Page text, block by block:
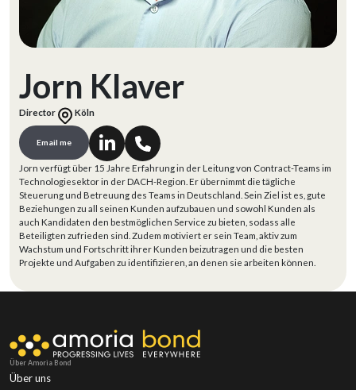
Jorn Klaver
Director Köln
Email me
Jorn verfügt über 15 Jahre Erfahrung in der Leitung von Contract-Teams im
Technologiesektor in der DACH-Region. Er übernimmt die tägliche
Steuerung und Betreuung des Teams in Deutschland. Sein Ziel ist es, gute
Beziehungen zu all seinen Kunden aufzubauen und sowohl Kunden als
auch Kandidaten den bestmöglichen Service zu bieten, sodass alle
Beteiligten zufrieden sind. Zudem motiviert er sein Team, aktiv zum
Wachstum und Fortschritt ihrer Kunden beizutragen und die besten
Projekte und Aufgaben zu identifizieren, an denen sie arbeiten können.
Über Amoria Bond
Über uns